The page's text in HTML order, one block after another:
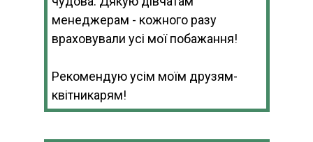
менеджерам - кожного разу
враховували усі мої побажання!
Рекомендую усім моїм друзям-
квітникарям!